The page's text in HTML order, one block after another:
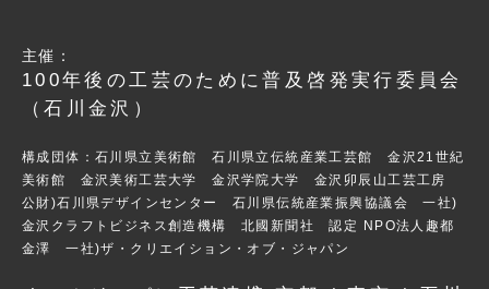
主催：
100年後の工芸のために普及啓発実行委員会
（石川金沢）
構成団体：石川県立美術館 石川県立伝統産業工芸館 金沢21世紀
美術館 金沢美術工芸大学 金沢学院大学 金沢卯辰山工芸工房
公財)石川県デザインセンター 石川県伝統産業振興協議会 一社)
金沢クラフトビジネス創造機構 北國新聞社 認定 NPO法人趣都
金澤 一社)ザ・クリエイション・オブ・ジャパン